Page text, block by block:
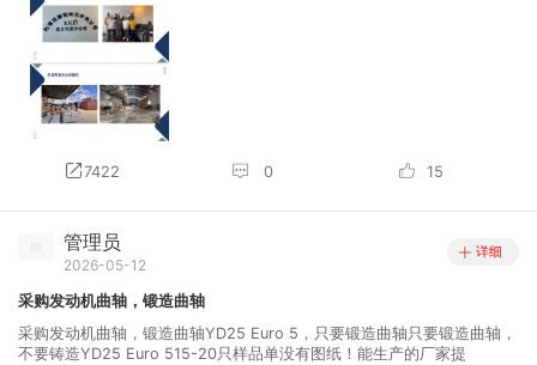
7422 0 15
管理员
2026-05-12
详细
采购发动机曲轴，锻造曲轴
采购发动机曲轴，锻造曲轴YD25 Euro 5，只要锻造曲轴只要锻造曲轴，
不要铸造YD25 Euro 515-20只样品单没有图纸！能生产的厂家提